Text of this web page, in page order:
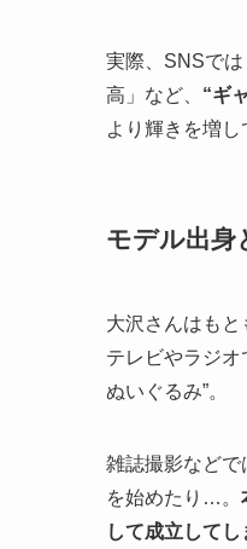
実際、SNSで
高」など、 “ギ
より輝きを増し
モデル出身
大沢さんはもと
テレビやラジ
ぬいぐるみ”。
雑誌撮影など
を始めたり…。
して成立してし